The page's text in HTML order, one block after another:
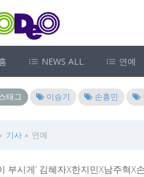
NEWS ALL 연예
태그 이승기 손흥민
기사 연예
부시게’ 김혜자X한지민X남주혁